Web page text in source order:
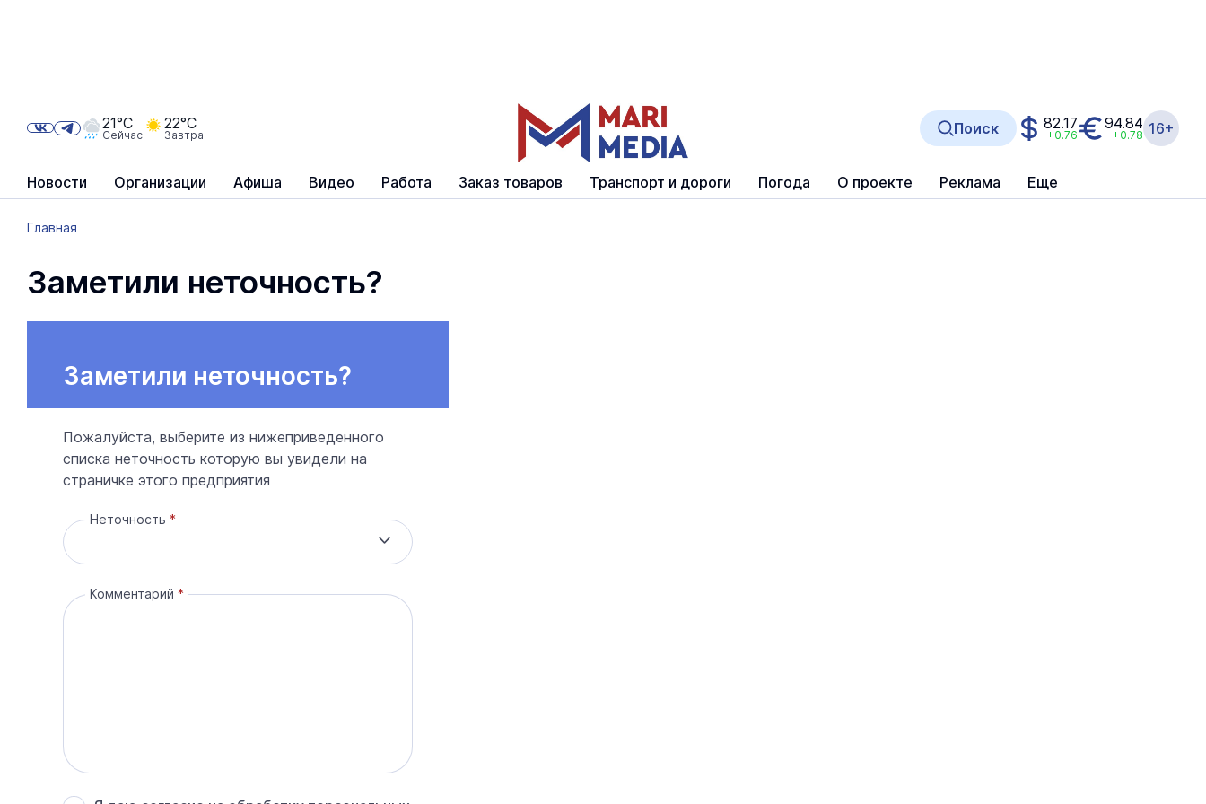
Новости Организации Афиша Видео Работа Заказ товаров Транспорт и дороги Погода О проекте Реклама Еще
21°C
Сейчас
22°C
Завтра Поиск 82.17
+0.76
94.84
+0.78 16+
Главная
Заметили неточность?
Заметили неточность?
Пожалуйста, выберите из нижеприведенного
списка неточность которую вы увидели на
страничке этого предприятия
Неточность
Комментарий